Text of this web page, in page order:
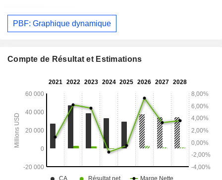
PBF: Graphique dynamique
Compte de Résultat et Estimations